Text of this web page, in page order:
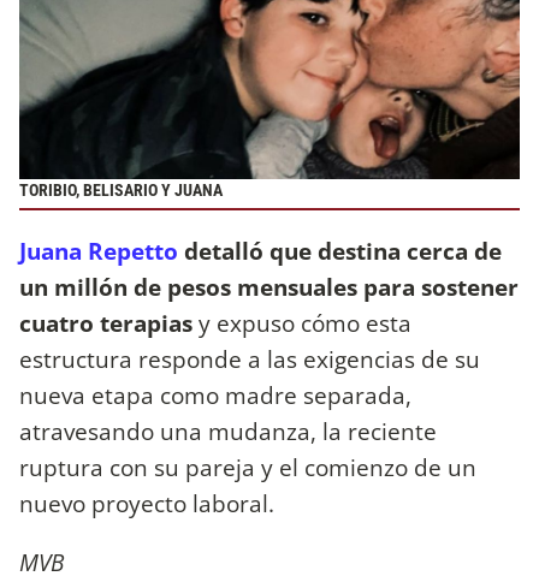
TORIBIO, BELISARIO Y JUANA
Juana Repetto detalló que destina cerca de
un millón de pesos mensuales para sostener
cuatro terapiasy expuso cómo esta
estructura responde a las exigencias de su
nueva etapa como madre separada,
atravesando una mudanza, la reciente
ruptura con su pareja y el comienzo de un
nuevo proyecto laboral.
MVB